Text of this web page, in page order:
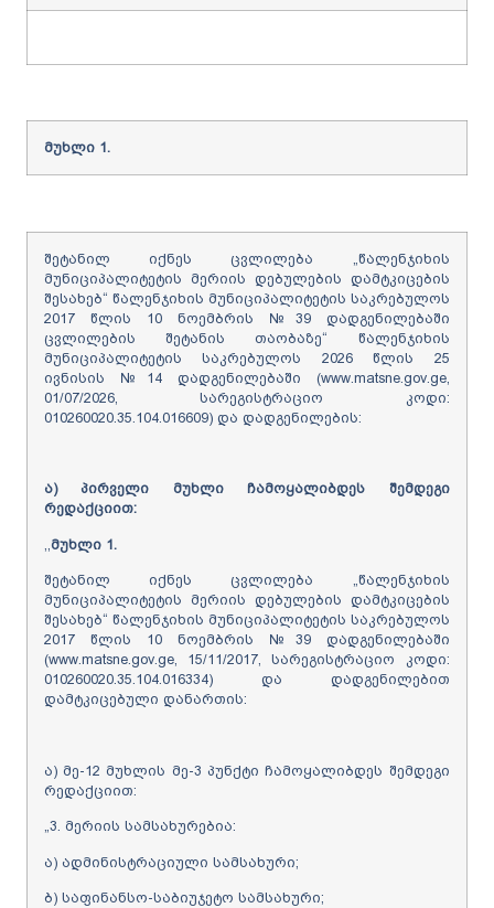
მუხლი1.
შეტანილ იქნეს ცვლილება „წალენჯიხის
მუნიციპალიტეტის მერიის დებულების დამტკიცების
შესახებ“ წალენჯიხის მუნიციპალიტეტის საკრებულოს
2017 წლის 10 ნოემბრის №39 დადგენილებაში
ცვლილების შეტანის თაობაზე“ წალენჯიხის
მუნიციპალიტეტის საკრებულოს 2026 წლის 25
ივნისის №14 დადგენილებაში (www.matsne.gov.ge,
01/07/2026, სარეგისტრაციო კოდი:
010260020.35.104.016609) და დადგენილების:
ა) პირველი მუხლი ჩამოყალიბდეს შემდეგი
რედაქციით:
მუხლი 1.
შეტანილ იქნეს ცვლილება „წალენჯიხის
მუნიციპალიტეტის მერიის დებულების დამტკიცების
შესახებ“ წალენჯიხის მუნიციპალიტეტის საკრებულოს
2017 წლის 10 ნოემბრის №39 დადგენილებაში
(www.matsne.gov.ge, 15/11/2017, სარეგისტრაციო კოდი:
010260020.35.104.016334) და დადგენილებით
დამტკიცებული დანართის:
ა) მე-12 მუხლის მე-3 პუნქტი ჩამოყალიბდეს შემდეგი
რედაქციით:
„3. მერიის სამსახურებია:
ა) ადმინისტრაციული სამსახური;
ბ) საფინანსო-საბიუჯეტო სამსახური;